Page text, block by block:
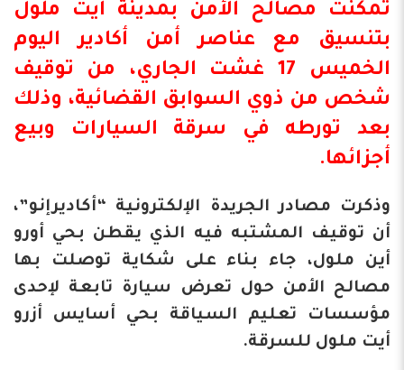
تمكنت مصالح الأمن بمدينة أيت ملول
بتنسيق مع عناصر أمن أكاديراليوم
الخميس 17 غشت الجاري، من توقيف
شخص من ذوي السوابق القضائية، وذلك
بعد تورطه في سرقة السيارات وبيع
أجزائها.
وذكرت مصادر الجريدة الإلكترونية “أكاديرإنو”،
أن توقيف المشتبه فيه الذي يقطن بحي أورو
أين ملول، جاء بناء على شكاية توصلت بها
مصالح الأمن حول تعرض سيارة تابعة لإحدى
مؤسسات تعليم السياقة بحي أسايس أزرو
أيت ملول للسرقة.